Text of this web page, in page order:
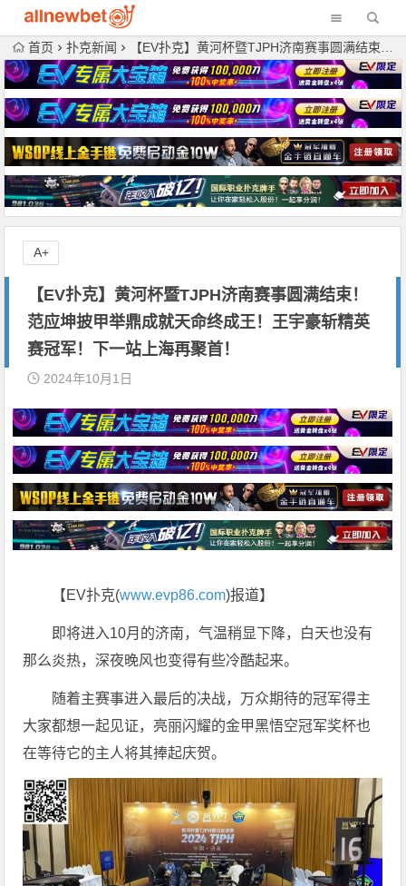
首页 扑克新闻 【EV扑克】黄河杯暨TJPH济南赛事圆满结束！范应坤披甲举鼎成就天命终成王！王宇豪斩精英赛冠军！下一站上海再聚首！
【EV扑克】黄河杯暨TJPH济南赛事圆满结束！
范应坤披甲举鼎成就天命终成王！王宇豪斩精英
赛冠军！下一站上海再聚首！
2024年10月1日
【EV扑克(www.evp86.com)报道】
即将进入10月的济南，气温稍显下降，白天也没有
那么炎热，深夜晚风也变得有些冷酷起来。
随着主赛事进入最后的决战，万众期待的冠军得主
大家都想一起见证，亮丽闪耀的金甲黑悟空冠军奖杯也
在等待它的主人将其捧起庆贺。
A+